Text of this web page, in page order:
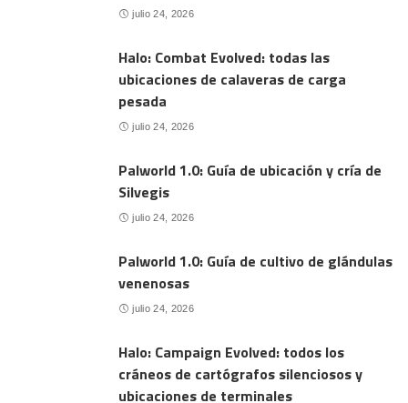
julio 24, 2026
Halo: Combat Evolved: todas las
ubicaciones de calaveras de carga
pesada
julio 24, 2026
Palworld 1.0: Guía de ubicación y cría de
Silvegis
julio 24, 2026
Palworld 1.0: Guía de cultivo de glándulas
venenosas
julio 24, 2026
Halo: Campaign Evolved: todos los
cráneos de cartógrafos silenciosos y
ubicaciones de terminales